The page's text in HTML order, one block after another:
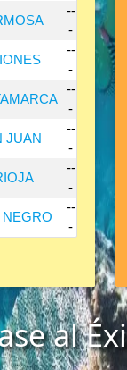
--
-
--
-
--
-
JUAN
--
-
--
-
NEGRO
--
-
al